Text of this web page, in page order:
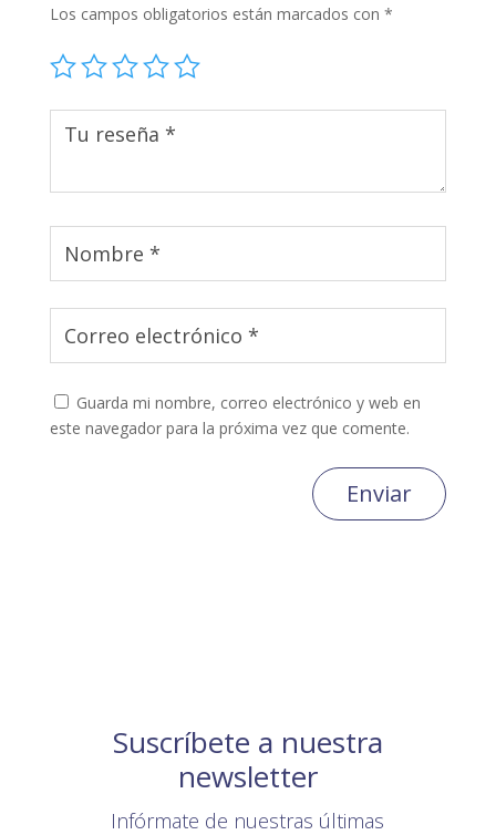
Los campos obligatorios están marcados con *
Guarda mi nombre, correo electrónico y web en
este navegador para la próxima vez que comente.
Enviar
Suscríbete a nuestra
newsletter
Infórmate de nuestras últimas